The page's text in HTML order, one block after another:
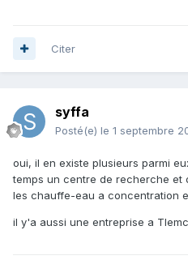
Citer
syffa
Posté(e) le 1 septembre
oui, il en existe plusieurs parmi
temps un centre de recherche
les chauffe-eau a concentration
il y'a aussi une entreprise a